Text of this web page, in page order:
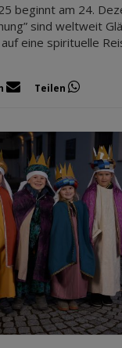
beginnt am 24.
sind weltweit
eine spirituelle
Teilen